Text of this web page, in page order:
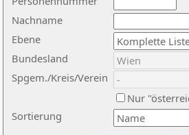
Nachname
Ebene
Sortierung
Bundesland
Spgem./Kreis/Verein
Nur